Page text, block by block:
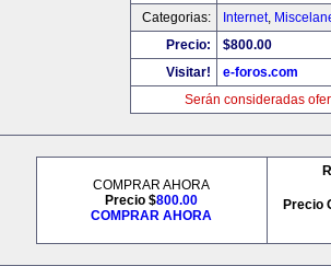
Categorias:
Internet,
Precio:
$800.00
Visitar!
e-foros.com
Serán consideradas
COMPRAR AHORA
Precio $800.00
COMPRAR AHORA
Precio